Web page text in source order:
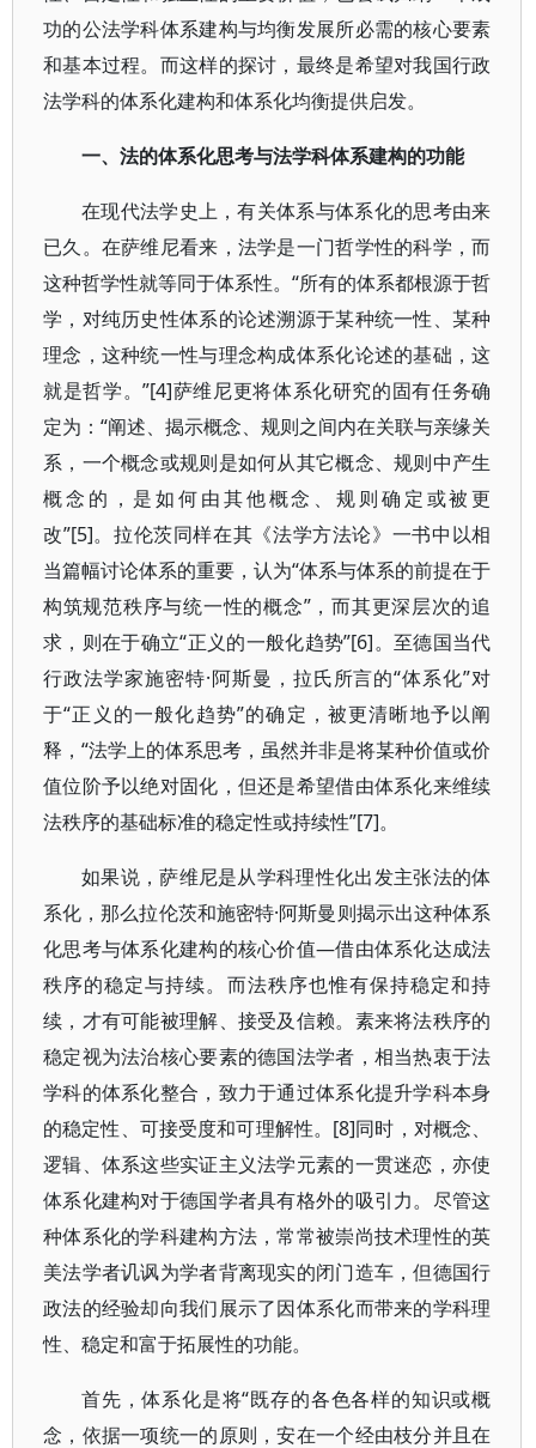
功的公法学科体系建构与均衡发展所必需的核心要素
和基本过程。而这样的探讨，最终是希望对我国行政
法学科的体系化建构和体系化均衡提供启发。
一、法的体系化思考与法学科体系建构的功能
在现代法学史上，有关体系与体系化的思考由来
已久。在萨维尼看来，法学是一门哲学性的科学，而
这种哲学性就等同于体系性。“所有的体系都根源于哲
学，对纯历史性体系的论述溯源于某种统一性、某种
理念，这种统一性与理念构成体系化论述的基础，这
就是哲学。”[4]萨维尼更将体系化研究的固有任务确
定为：“阐述、揭示概念、规则之间内在关联与亲缘关
系，一个概念或规则是如何从其它概念、规则中产生
概念的，是如何由其他概念、规则确定或被更
改”[5]。拉伦茨同样在其《法学方法论》一书中以相
当篇幅讨论体系的重要，认为“体系与体系的前提在于
构筑规范秩序与统一性的概念”，而其更深层次的追
求，则在于确立“正义的一般化趋势”[6]。至德国当代
行政法学家施密特·阿斯曼，拉氏所言的“体系化”对
于“正义的一般化趋势”的确定，被更清晰地予以阐
释，“法学上的体系思考，虽然并非是将某种价值或价
值位阶予以绝对固化，但还是希望借由体系化来维续
法秩序的基础标准的稳定性或持续性”[7]。
如果说，萨维尼是从学科理性化出发主张法的体
系化，那么拉伦茨和施密特·阿斯曼则揭示出这种体系
化思考与体系化建构的核心价值—借由体系化达成法
秩序的稳定与持续。而法秩序也惟有保持稳定和持
续，才有可能被理解、接受及信赖。素来将法秩序的
稳定视为法治核心要素的德国法学者，相当热衷于法
学科的体系化整合，致力于通过体系化提升学科本身
的稳定性、可接受度和可理解性。[8]同时，对概念、
逻辑、体系这些实证主义法学元素的一贯迷恋，亦使
体系化建构对于德国学者具有格外的吸引力。尽管这
种体系化的学科建构方法，常常被崇尚技术理性的英
美法学者讥讽为学者背离现实的闭门造车，但德国行
政法的经验却向我们展示了因体系化而带来的学科理
性、稳定和富于拓展性的功能。
首先，体系化是将“既存的各色各样的知识或概
念，依据一项统一的原则，安在一个经由枝分并且在